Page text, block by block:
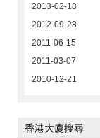
2013-02-18
2012-09-28
2011-06-15
2011-03-07
2010-12-21
香港大廈搜尋